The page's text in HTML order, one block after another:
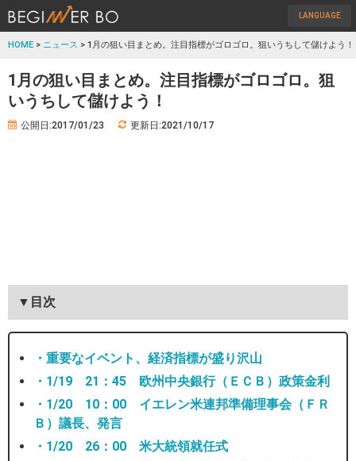
LANGUAGE
HOME > ニュース > 1月の狙い目まとめ。注目指標がゴロゴロ。狙いうちして儲けよう！
1月の狙い目まとめ。注目指標がゴロゴロ。狙
いうちして儲けよう！
公開日:2017/01/23 更新日:2021/10/17
▼目次
・重要なイベント、経済指標が盛り沢山
・1/19 21：45 欧州中央銀行（ＥＣＢ）政策金利
・1/20 10：00 イエレン米連邦準備理事会（ＦＲ
Ｂ）議長、発言
・1/20 26：00 米大統領就任式